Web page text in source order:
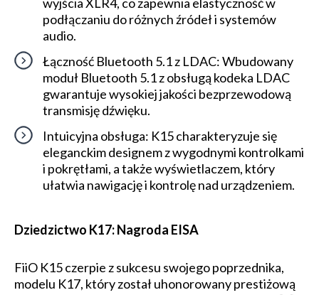
podłączaniu do różnych źródeł i systemów
audio.
Łączność Bluetooth 5.1 z LDAC: Wbudowany
moduł Bluetooth 5.1 z obsługą kodeka LDAC
gwarantuje wysokiej jakości bezprzewodową
transmisję dźwięku.
Intuicyjna obsługa: K15 charakteryzuje się
eleganckim designem z wygodnymi kontrolkami
i pokrętłami, a także wyświetlaczem, który
ułatwia nawigację i kontrolę nad urządzeniem.
Dziedzictwo K17: Nagroda EISA
FiiO K15 czerpie z sukcesu swojego poprzednika,
modelu K17, który został uhonorowany prestiżową